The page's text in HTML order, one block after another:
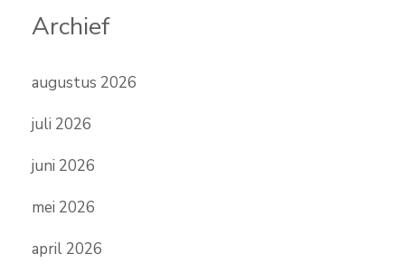
Archief
augustus 2026
juli 2026
juni 2026
mei 2026
april 2026